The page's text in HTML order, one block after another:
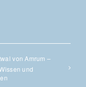
von Amrum –
und